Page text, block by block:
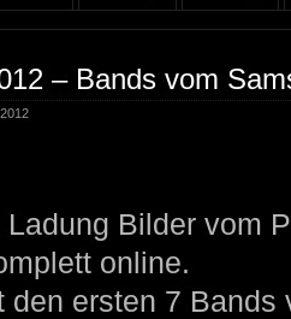
– Bands vom
Bilder vom
online.
den ersten 7 Bands